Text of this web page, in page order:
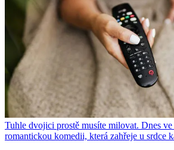
Tuhle dvojici prostě musíte milovat. Dnes
romantickou komedii, která zahřeje u srdce